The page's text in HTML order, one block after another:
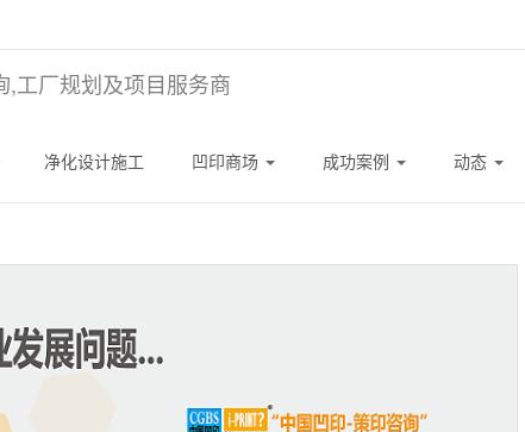
,工厂规划及项目服务商
净化设计施工 凹印商场 成功案例 动态